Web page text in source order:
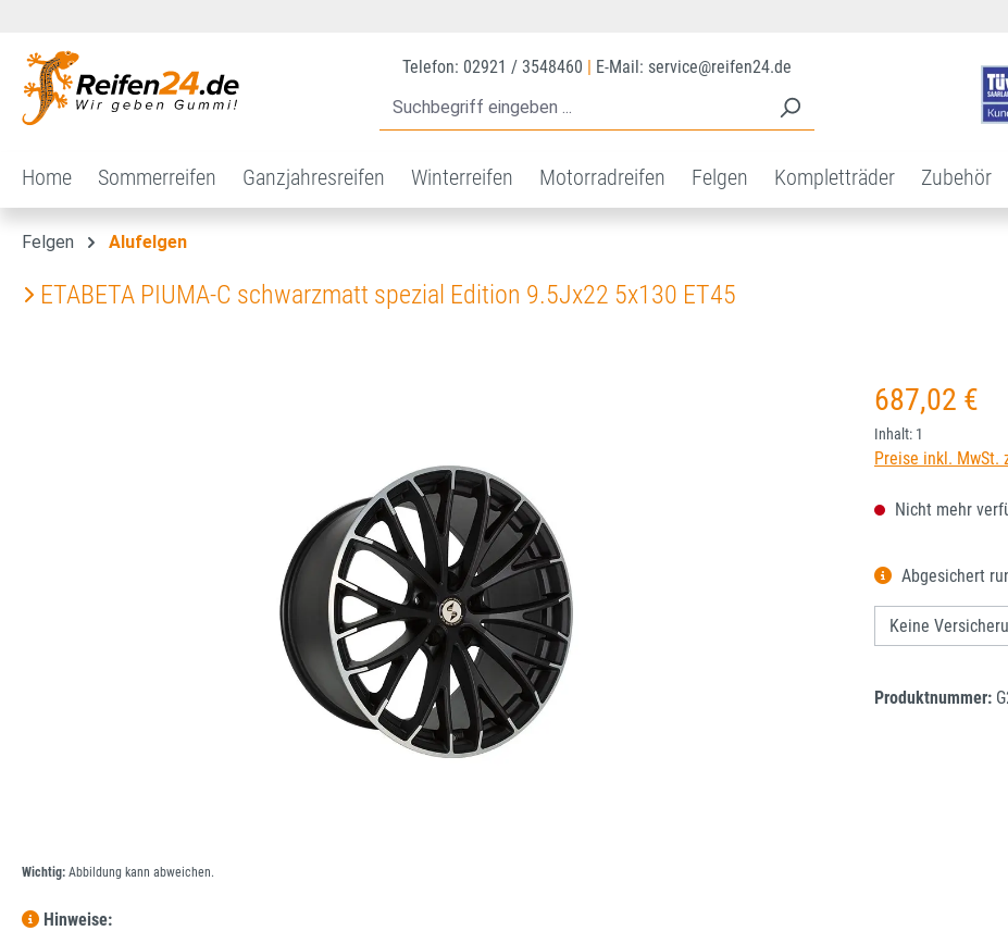
Telefon: 02921 / 3548460 E-Mail: service@reifen24.de
Home Sommerreifen Ganzjahresreifen Winterreifen Motorradreifen Felgen Kompletträder Zubehör
Felgen Alufelgen
ETABETA PIUMA-C schwarzmatt spezial Edition 9.5Jx22 5x130 ET45
Wichtig: Abbildung kann abweichen.
Hinweise:
Regulärer Preis:
687,02 €
Inhalt: 1
Preise inkl. MwSt.
Nicht mehr
Abgesichert
Produktnummer: